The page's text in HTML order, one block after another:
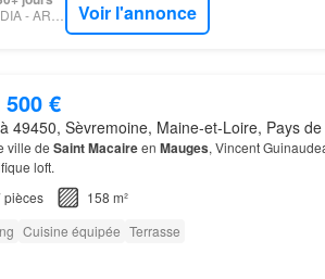
ARKADIA - ARKADIA Voir l'annonce
500 €
à 49450, Sèvremoine, Maine-et-Loire, Pays
ville de SaintMacaireen Mauges, Vincent
loft.
pièces
158 m²
Cuisine équipée Terrasse